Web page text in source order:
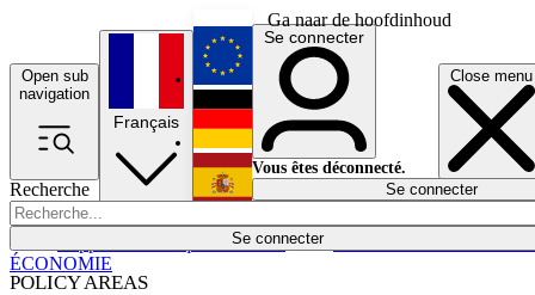
Ga naar de hoofdinhoud
Open sub
navigation
Close menu
Recherche
Se connecter
POLICY AREAS
Économie
Français
English
Deutsch
Español
Se connecter
Vous êtes déconnecté.
Se connecter
ÉCONOMIE